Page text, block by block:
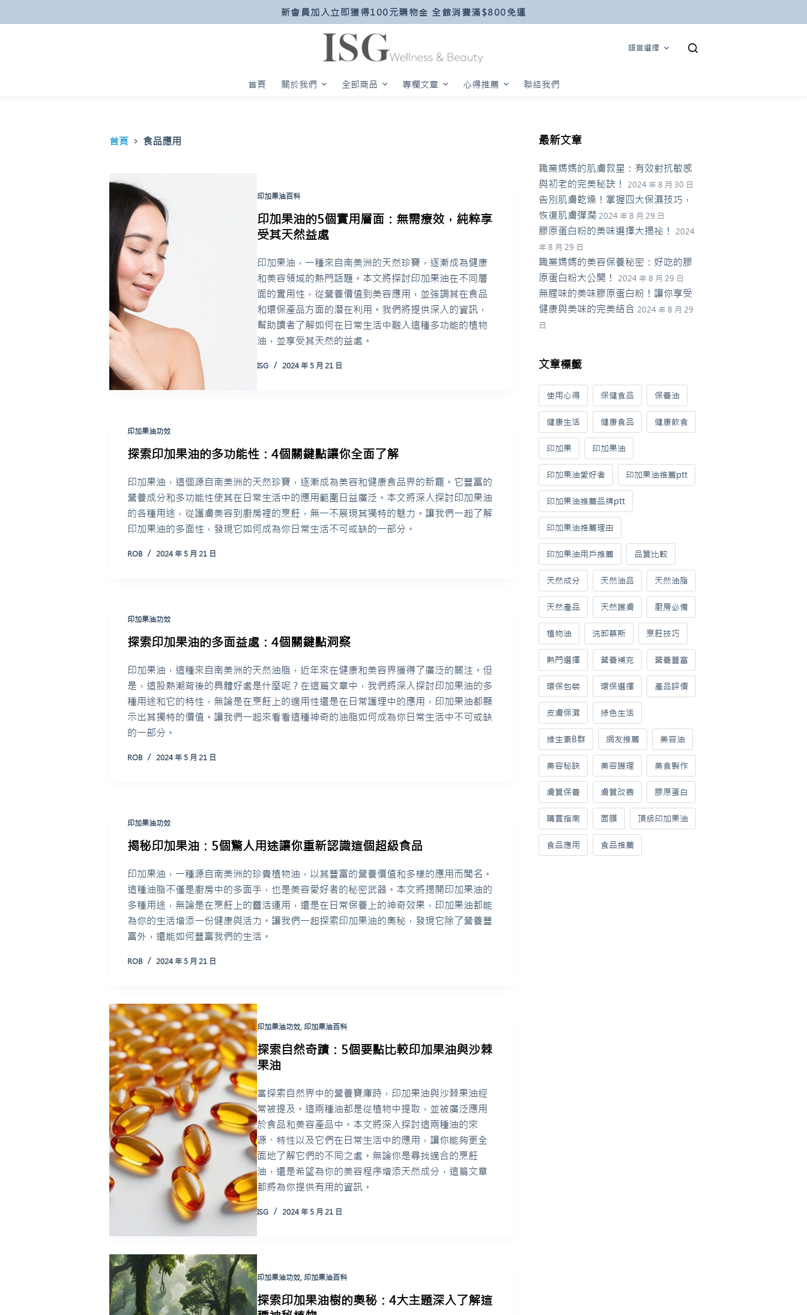
新會員加入立即獲得100元購物金 全館消費滿$800免運
語言選擇
首頁 關於我們 全部商品 專欄文章 心得推薦 聯絡我們
首頁 食品應用
印加果油百科
印加果油的5個實用層面：無需療效，純粹享
受其天然益處
印加果油，一種來自南美洲的天然珍寶，逐漸成為健康
和美容領域的熱門話題。本文將探討印加果油在不同層
面的實用性，從營養價值到美容應用，並強調其在食品
和環保產品方面的潛在利用。我們將提供深入的資訊，
幫助讀者了解如何在日常生活中融入這種多功能的植物
油，並享受其天然的益處。
ISG 2024 年 5 月 21 日
印加果油功效
探索印加果油的多功能性：4個關鍵點讓你全面了解
印加果油，這個源自南美洲的天然珍寶，逐漸成為美容和健康食品界的新寵。它豐富的
營養成分和多功能性使其在日常生活中的應用範圍日益廣泛。本文將深入探討印加果油
的各種用途，從護膚美容到廚房裡的烹飪，無一不展現其獨特的魅力。讓我們一起了解
印加果油的多面性，發現它如何成為你日常生活不可或缺的一部分。
ROB 2024 年 5 月 21 日
印加果油功效
探索印加果油的多面益處：4個關鍵點洞察
印加果油，這種來自南美洲的天然油脂，近年來在健康和美容界獲得了廣泛的關注。但
是，這股熱潮背後的具體好處是什麼呢？在這篇文章中，我們將深入探討印加果油的多
種用途和它的特性，無論是在烹飪上的適用性還是在日常護理中的應用，印加果油都顯
示出其獨特的價值。讓我們一起來看看這種神奇的油脂如何成為你日常生活中不可或缺
的一部分。
ROB 2024 年 5 月 21 日
印加果油功效
揭秘印加果油：5個驚人用途讓你重新認識這個超級食品
印加果油，一種源自南美洲的珍貴植物油，以其豐富的營養價值和多樣的應用而聞名。
這種油脂不僅是廚房中的多面手，也是美容愛好者的秘密武器。本文將揭開印加果油的
多種用途，無論是在烹飪上的靈活運用，還是在日常保養上的神奇效果，印加果油都能
為你的生活增添一份健康與活力。讓我們一起探索印加果油的奧秘，發現它除了營養豐
富外，還能如何豐富我們的生活。
ROB 2024 年 5 月 21 日
印加果油功效, 印加果油百科
探索自然奇蹟：5個要點比較印加果油與沙棘
果油
當探索自然界中的營養寶庫時，印加果油與沙棘果油經
常被提及。這兩種油都是從植物中提取，並被廣泛應用
於食品和美容產品中。本文將深入探討這兩種油的來
源、特性以及它們在日常生活中的應用，讓你能夠更全
面地了解它們的不同之處。無論你是尋找適合的烹飪
油，還是希望為你的美容程序增添天然成分，這篇文章
都將為你提供有用的資訊。
ISG 2024 年 5 月 21 日
印加果油功效, 印加果油百科
探索印加果油樹的奧秘：4大主題深入了解這
最新文章
職業媽媽的肌膚救星：有效對抗敏感
與初老的完美秘訣！
2024 年 8 月 30 日
告別肌膚乾燥！掌握四大保濕技巧，
恢復肌膚彈潤 2024 年 8 月 29 日
膠原蛋白粉的美味選擇大揭祕！
2024
年 8 月 29 日
職業媽媽的美容保養秘密：好吃的膠
原蛋白粉大公開！
2024 年 8 月 29 日
無腥味的美味膠原蛋白粉！讓你享受
健康與美味的完美結合 2024 年 8 月 29
日
文章標籤
使用心得 保健食品 保養油
健康生活 健康食品 健康飲食
印加果 印加果油
印加果油愛好者 印加果油推薦ptt
印加果油推薦品牌ptt
印加果油推薦理由
印加果油用戶推薦 品質比較
天然成分 天然油品 天然油脂
天然產品 天然護膚 廚房必備
植物油 洗卸慕斯 烹飪技巧
熱門選擇 營養補充 營養豐富
環保包裝 環保選擇 產品評價
皮膚保濕 綠色生活
維生素B群 網友推薦 美容油
美容秘訣 美容護理 美食製作
膚質保養 膚質改善 膠原蛋白
購買指南 面膜 頂級印加果油
食品應用 食品推薦